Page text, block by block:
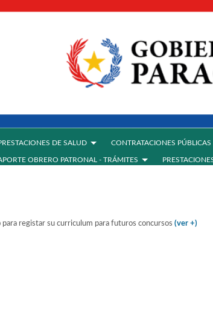
DE SALUD CONTRATACIONES PÚBLICAS
OBRERO PATRONAL - TRÁMITES
para registar su curriculum para futuros concursos(ver +)